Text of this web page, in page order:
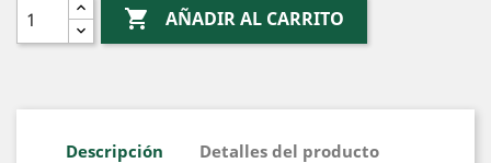
 AÑADIR AL CARRITO
Descripción Detalles del producto